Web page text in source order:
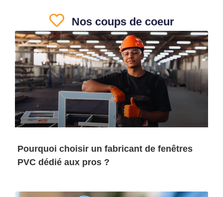
Nos coups de coeur
Pourquoi choisir un fabricant de fenêtres
PVC dédié aux pros ?